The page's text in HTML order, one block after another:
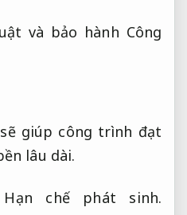
và bảo hành Công
giúp công trình đạt
lâu dài.
Hạn chế phát sinh.